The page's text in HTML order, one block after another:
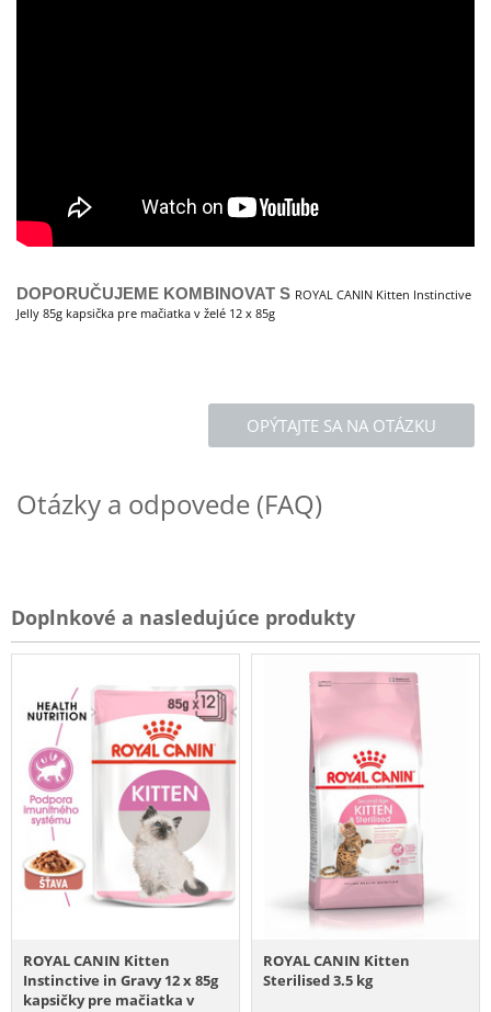
DOPORUČUJEME KOMBINOVAT S ROYAL CANIN Kitten Instinctive
Jelly 85g kapsička pre mačiatka v želé 12 x 85g
OPÝTAJTE SA NA OTÁZKU
Otázky a odpovede (FAQ)
Doplnkové a nasledujúce produkty
ROYAL CANIN Kitten
Instinctive in Gravy 12 x 85g
kapsičky pre mačiatka v
ROYAL CANIN Kitten
Sterilised 3.5 kg